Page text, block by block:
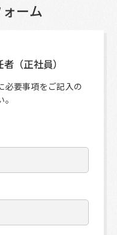
ーム
（正社員）
必要事項をご記入の